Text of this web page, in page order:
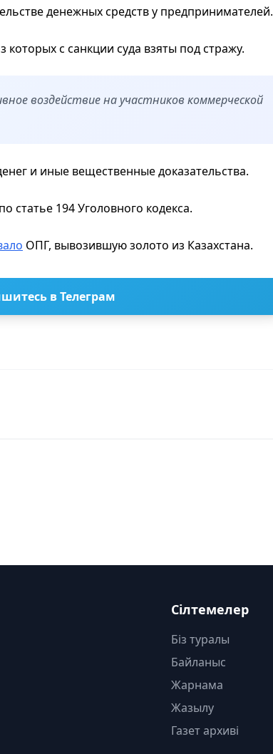
денежных средств у предпринимателей.
с санкции суда взяты под стражу.
воздействие на участников коммерческой
и иные вещественные доказательства.
статье 194 Уголовного кодекса.
ОПГ, вывозившую золото из Казахстана.
в Телеграм
Сілтемелер
Біз туралы
Байланыс
Жарнама
Жазылу
Газет архиві